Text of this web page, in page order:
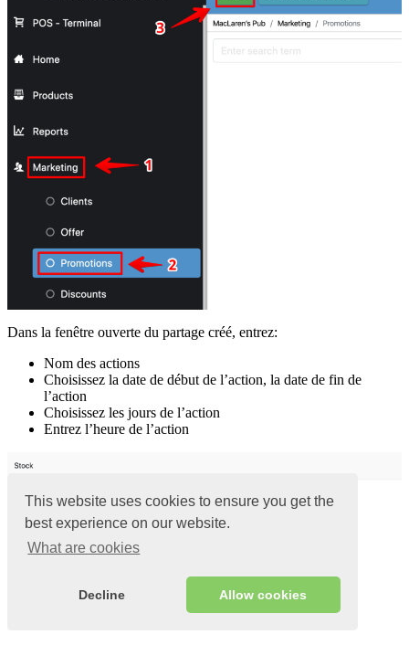
This website uses cookies to ensure you get the
best experience on our website.
What are cookies
Decline Allow cookies
Dans la fenêtre ouverte du partage créé, entrez:
Nom des actions
Choisissez la date de début de l’action, la date de fin de
l’action
Choisissez les jours de l’action
Entrez l’heure de l’action